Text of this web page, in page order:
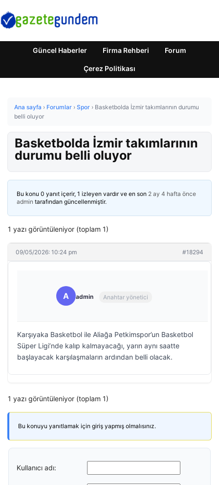
Güncel Haberler Firma Rehberi Forum
Çerez Politikası
Ana sayfa › Forumlar › Spor › Basketbolda İzmir takımlarının durumu
belli oluyor
Basketbolda İzmir takımlarının
durumu belli oluyor
Bu konu 0 yanıt içerir, 1 izleyen vardır ve en son 2 ay 4 hafta önce
admin tarafından güncellenmiştir.
1 yazı görüntüleniyor (toplam 1)
09/05/2026: 10:24 pm #18294
A admin Anahtar yönetici
Karşıyaka Basketbol ile Aliağa Petkimspor’un Basketbol
Süper Ligi’nde kalıp kalmayacağı, yarın aynı saatte
başlayacak karşılaşmaların ardından belli olacak.
1 yazı görüntüleniyor (toplam 1)
Bu konuyu yanıtlamak için giriş yapmış olmalısınız.
Kullanıcı adı: